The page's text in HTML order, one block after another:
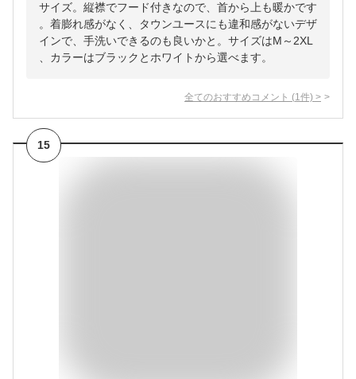
サイズ。縦襟でフード付きなので、首から上も暖かです
。着膨れ感がなく、タウンユースにも違和感がないデザ
インで、手洗いできるのも良いかと。サイズはM～2XL
、カラーはブラックとホワイトから選べます。
全てのおすすめコメント (1 件) >
15